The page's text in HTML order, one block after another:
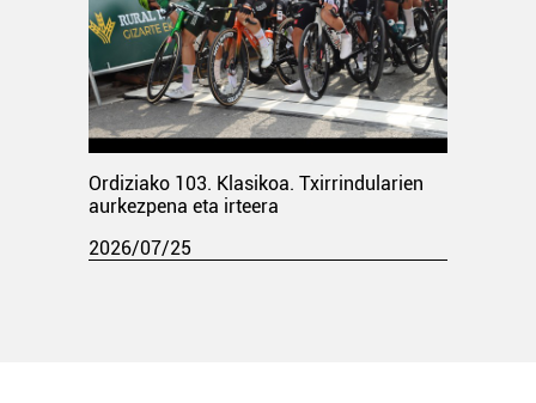
Ordiziako 103. Klasikoa. Txirrindularien
aurkezpena eta irteera
2026/07/25